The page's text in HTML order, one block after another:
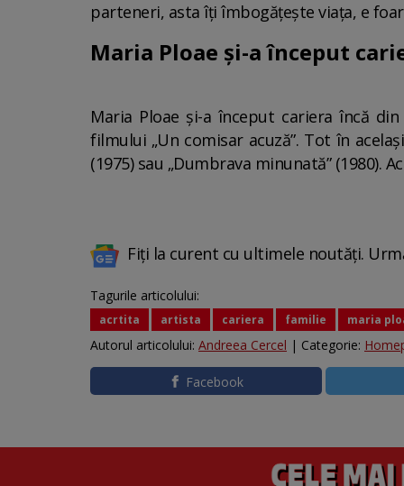
parteneri, asta îți îmbogățește viața, e
Maria Ploae și-a început
Maria Ploae și-a început cariera încă
filmului „Un comisar acuză”. Tot în
(1975) sau „Dumbrava minunată” (1980).
Fiți la curent cu ultimele noutăți.
Tagurile articolului:
acrtita artista cariera familie maria
Autorul articolului: Andreea Cercel | Categorie:
Facebook